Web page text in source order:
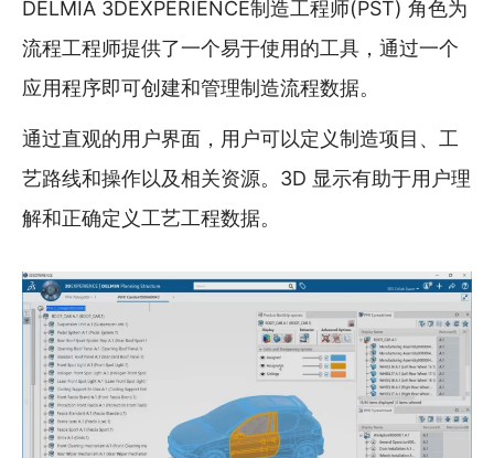
DELMIA 3DEXPERIENCE制造工程师(PST) 角色为
流程工程师提供了一个易于使用的工具，通过一个
应用程序即可创建和管理制造流程数据。
通过直观的用户界面，用户可以定义制造项目、工
艺路线和操作以及相关资源。3D 显示有助于用户理
解和正确定义工艺工程数据。